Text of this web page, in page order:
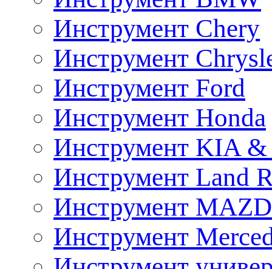
Инструмент Chery
Инструмент
Инструмент Ford
Инструмент Honda
Инструмент KIA
Инструмент Land
Инструмент
Инструмент